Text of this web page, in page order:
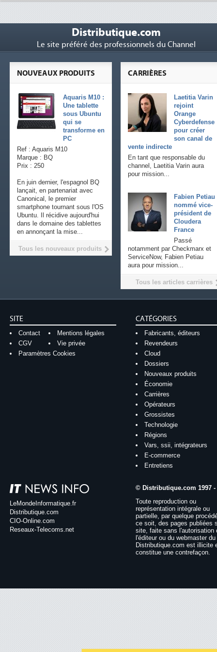
Distributique.com
Le site préféré des professionnels du Channel
CARRIÈRES
Laetitia Varin
rejoint
Orange
Cyberdefense
pour créer
son canal de
vente indirecte
En tant que responsable du
channel, Laetitia Varin aura
pour mission...
Fabien Petiau
nommé vice-
président de
Cloudera
France
Passé
notamment par Checkmarx et
ServiceNow, Fabien Petiau
aura pour mission...
Tous les articles carrières
NOUVEAUX PRODUITS
Aquaris M10 :
Une tablette
sous Ubuntu
qui se
transforme en
PC
Ref : Aquaris M10
Marque : BQ
Prix : 250
En juin dernier, l'espagnol BQ
lançait, en partenariat avec
Canonical, le premier
smartphone tournant sous l'OS
Ubuntu. Il récidive aujourd'hui
dans le domaine des tablettes
en annonçant la mise...
Tous les nouveaux produits
SITE
Contact
Mentions légales
CGV
Vie privée
Paramètres Cookies
CATÉGORIES
Fabricants, éditeurs
Revendeurs
Cloud
Dossiers
Nouveaux produits
Économie
Carrières
Opérateurs
Grossistes
Technologie
Régions
Vars, ssii, intégrateurs
E-commerce
Entretiens
LeMondeInformatique.fr
Distributique.com
CIO-Online.com
Reseaux-Telecoms.net
© Distributique.com 1997 -
Toute reproduction ou
représentation intégrale ou
partielle, par quelque
ce soit, des pages publiées
site, faite sans l'autorisation
l'éditeur ou du webmaster
Distributique.com est illicite
constitue une contrefaçon.